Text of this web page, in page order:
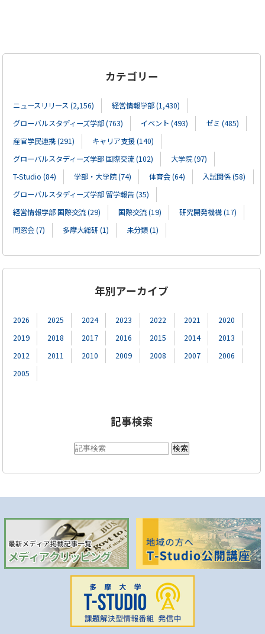
カテゴリー
ニュースリリース (2,156)
経営情報学部 (1,430)
グローバルスタディーズ学部 (763)
イベント (493)
ゼミ (485)
産官学民連携 (291)
キャリア支援 (140)
グローバルスタディーズ学部 国際交流 (102)
大学院 (97)
T-Studio (84)
学部・大学院 (74) 体育会 (64)
入試関係 (58)
グローバルスタディーズ学部 留学報告 (35)
経営情報学部 国際交流 (29)
国際交流 (19)
研究開発機構 (17)
同窓会 (7)
多摩大総研 (1) 未分類 (1)
年別アーカイブ
2026 2025 2024 2023 2022 2021
2020
2019
2018 2017 2016 2015 2014
2013
2012
2011 2010 2009 2008 2007
2006
2005
記事検索